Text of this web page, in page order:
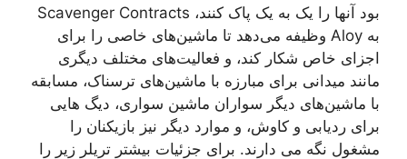
بود آنها را یک به یک پاک کنند، Scavenger Contracts
به Aloy وظیفه می‌دهد تا ماشین‌های خاصی را برای
اجزای خاص شکار کند، و فعالیت‌های مختلف دیگری
مانند میدانی برای مبارزه با ماشین‌های ترسناک، مسابقه
با ماشین‌های دیگر سواران ماشین سواری، دیگ هایی
برای ردیابی و کاوش، و موارد دیگر نیز بازیکنان را
مشغول نگه می دارند. برای جزئیات بیشتر تریلر زیر را